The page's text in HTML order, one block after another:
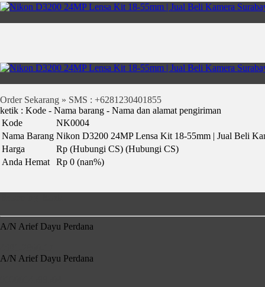
Order Sekarang » SMS : +6281230401855
ketik : Kode - Nama barang - Nama dan alamat pengiriman
Kode
NK0004
Nama Barang Nikon D3200 24MP Lensa Kit 18-55mm | Jual Beli
Harga
Rp (Hubungi CS) (Hubungi CS)
Anda Hemat
Rp 0 (nan%)
A/N Arief Dayu Perdana
A/N Arief Dayu Perdana